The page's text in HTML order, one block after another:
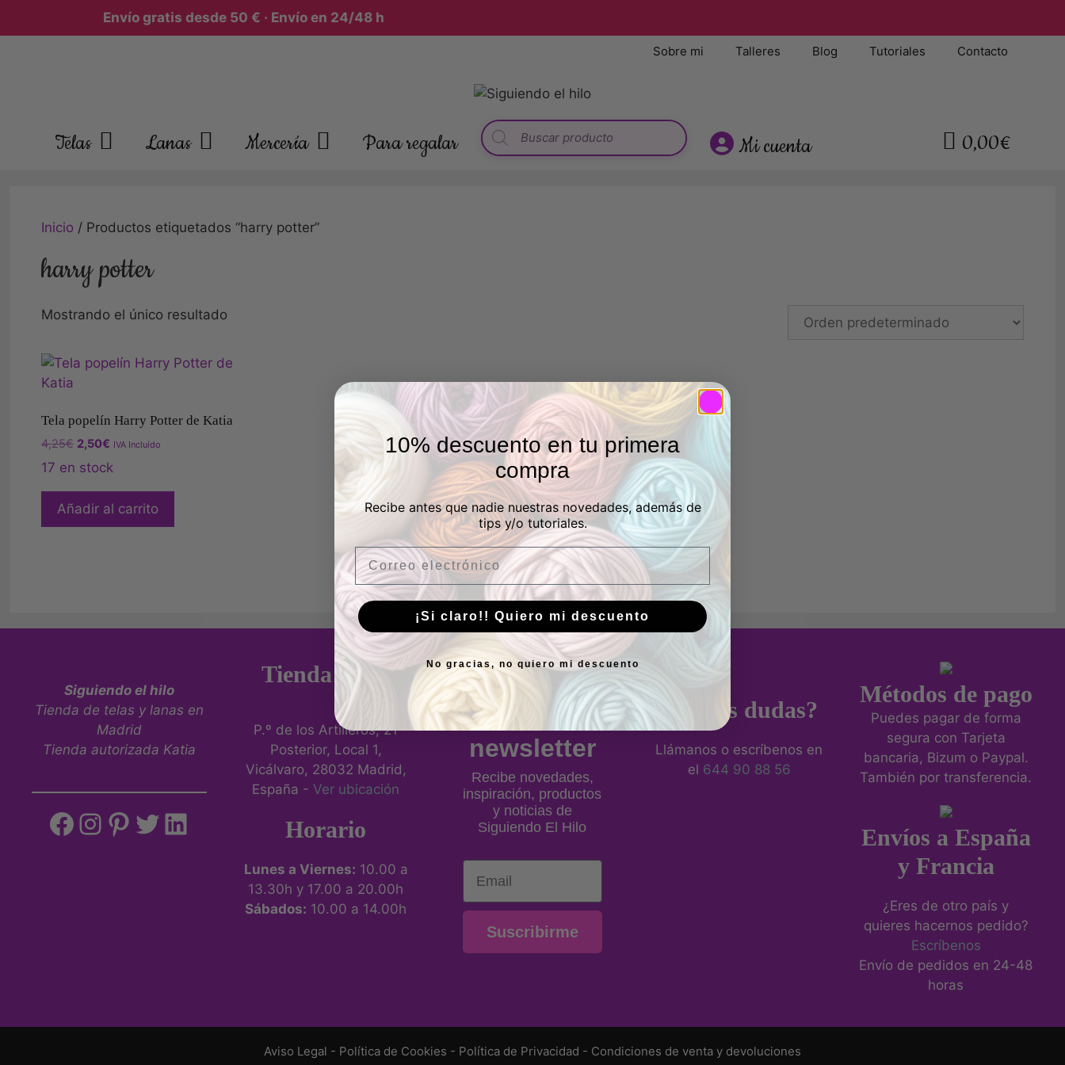
Envío gratis desde 50 € · Envío en 24/48 h
Sobre mi Talleres Blog Tutoriales Contacto
Telas Lanas Mercería Para regalar Mi cuenta 0,00€
Inicio / Productos etiquetados “harry potter”
harry potter
Mostrando el único resultado
Tela popelín Harry Potter de Katia
4,25€ 2,50€ IVA Incluído
17 en stock
Añadir al carrito
Siguiendo el hilo
Tienda de telas y lanas en
Madrid
Tienda autorizada Katia
Tienda física
P.º de los Artilleros, 21
Posterior, Local 1,
Vicálvaro, 28032 Madrid,
España - Ver ubicación
Horario
Lunes a Viernes: 10.00 a
13.30h y 17.00 a 20.00h
Sábados: 10.00 a 14.00h
Suscríbete
a nuestra
newsletter
Recibe novedades,
inspiración, productos
y noticias de
Siguiendo El Hilo
Email
Suscribirme
¿Tienes dudas?
Llámanos o escríbenos en
el 644 90 88 56
Métodos de pago
Puedes pagar de forma
segura con Tarjeta
bancaria, Bizum o Paypal.
También por transferencia.
Envíos a España
y Francia
¿Eres de otro país y
quieres hacernos pedido?
Escríbenos
Envío de pedidos en 24-48
horas
Aviso Legal - Política de Cookies - Política de Privacidad - Condiciones de venta y devoluciones
10% descuento en tu primera
compra
Recibe antes que nadie nuestras novedades, además de
tips y/o tutoriales.
Email
¡Si claro!! Quiero mi descuento
No gracias, no quiero mi descuento